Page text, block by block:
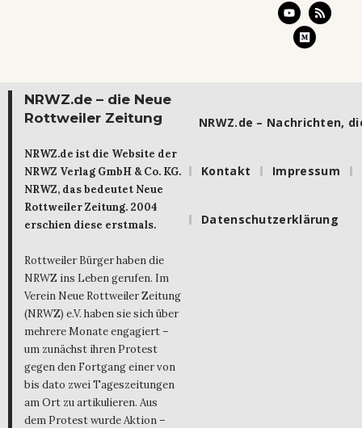
NRWZ.de – die Neue
Rottweiler Zeitung
NRWZ.de ist die Website der
NRWZ Verlag GmbH & Co. KG.
NRWZ, das bedeutet Neue
Rottweiler Zeitung. 2004
erschien diese erstmals.
Rottweiler Bürger haben die
NRWZ ins Leben gerufen. Im
Verein Neue Rottweiler Zeitung
(NRWZ) e.V. haben sie sich über
mehrere Monate engagiert –
um zunächst ihren Protest
gegen den Fortgang einer von
bis dato zwei Tageszeitungen
am Ort zu artikulieren. Aus
dem Protest wurde Aktion –
NRWZ.de – Nachrichten,
Kontakt Impressum
Datenschutzerklärung